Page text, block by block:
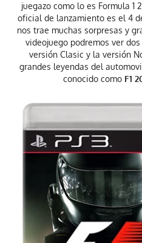
juegazo como lo es Formula 1
oficial de lanzamiento es el 4
nos trae muchas sorpresas y
videojuego podremos ver
versión Clasic y la versión
grandes leyendas del
conocido como F1